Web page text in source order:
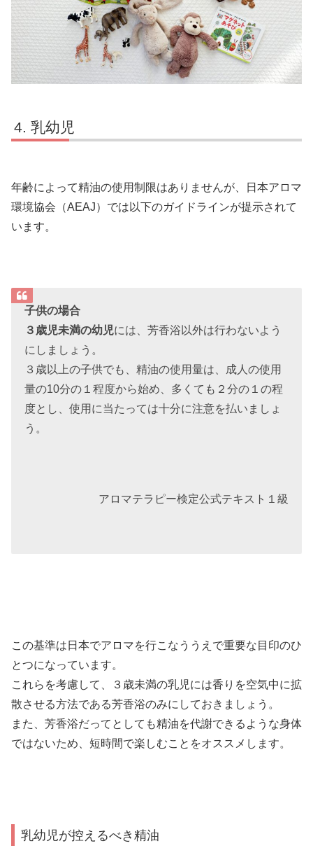
乳幼児
年齢によって精油の使用制限はありませんが、日本アロマ
環境協会（AEAJ）では以下のガイドラインが提示されて
います。
子供の場合
３歳児未満の幼児には、芳香浴以外は行わないよう
にしましょう。
３歳以上の子供でも、精油の使用量は、成人の使用
量の10分の１程度から始め、多くても２分の１の程
度とし、使用に当たっては十分に注意を払いましょ
う。
アロマテラピー検定公式テキスト１級
この基準は日本でアロマを行こなううえで重要な目印のひ
とつになっています。
これらを考慮して、３歳未満の乳児には香りを空気中に拡
散させる方法である芳香浴のみにしておきましょう。
また、芳香浴だってとしても精油を代謝できるような身体
ではないため、短時間で楽しむことをオススメします。
乳幼児が控えるべき精油